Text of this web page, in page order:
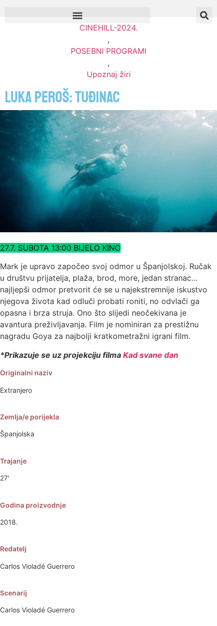
CINEHILL-2024.
,
POSEBNI PROGRAMI
,
Upoznaj žiri
LUKA PEROŠ: Tuđinac
Originalni naziv
Extranjero
Zemlja/e porijekla
Španjolska
Trajanje
27'
Godina proizvodnje
2018.
Redatelj
Carlos Violadé Guerrero
Scenarij
Carlos Violadé Guerrero
27.7. SUBOTA 13:00 BIJELO KINO
Mark je upravo započeo svoj odmor u Španjolskoj. Ručak
u društvu prijatelja, plaža, brod, more, jedan stranac…
najljepši odmor pretvorit će se u najekstremnije iskustvo
njegova života kad odluči probati roniti, no odvlači ga
opasna i brza struja. Ono što slijedi neočekivana je
avantura preživljavanja. Film je nominiran za prestižnu
nagradu Goya za najbolji kratkometražni igrani film.
*Prikazuje se uz projekciju filma Kad svane dan